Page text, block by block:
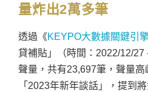
量炸出2萬多筆
透過《KEYPO大數據關鍵引
貸補貼」（時間：2022/12/
聲量，共有23,697筆，聲量
「2023年新年談話」，提到